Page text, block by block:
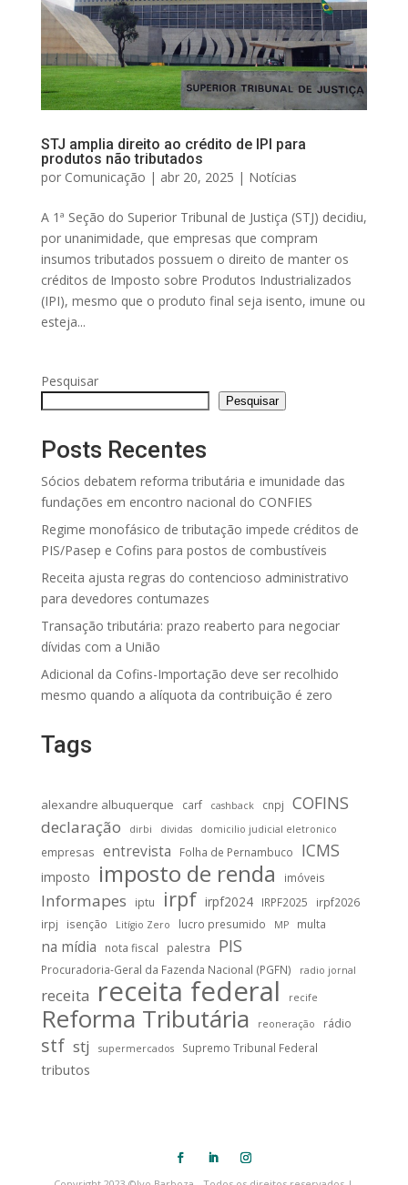
STJ amplia direito ao crédito de IPI para
produtos não tributados
por Comunicação | abr 20, 2025 | Notícias
A 1ª Seção do Superior Tribunal de Justiça (STJ) decidiu,
por unanimidade, que empresas que compram
insumos tributados possuem o direito de manter os
créditos de Imposto sobre Produtos Industrializados
(IPI), mesmo que o produto final seja isento, imune ou
esteja...
Pesquisar
Pesquisar
Posts Recentes
Sócios debatem reforma tributária e imunidade das
fundações em encontro nacional do CONFIES
Regime monofásico de tributação impede créditos de
PIS/Pasep e Cofins para postos de combustíveis
Receita ajusta regras do contencioso administrativo
para devedores contumazes
Transação tributária: prazo reaberto para negociar
dívidas com a União
Adicional da Cofins-Importação deve ser recolhido
mesmo quando a alíquota da contribuição é zero
Tags
alexandre albuquerque carf cashback cnpj COFINS
declaração dirbi dividas domicilio judicial eletronico
empresas entrevista Folha de Pernambuco ICMS
imposto imposto de renda imóveis
Informapes iptu irpf irpf2024 IRPF2025
irpf2026
irpj
isenção Litígio Zero lucro presumido MP multa
na mídia nota fiscal palestra PIS
Procuradoria-Geral da Fazenda Nacional (PGFN) radio jornal
receita receita federal recife
Reforma Tributária reoneração rádio
stf stj supermercados Supremo Tribunal Federal
tributos